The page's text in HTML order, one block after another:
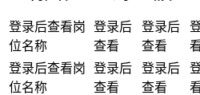
登录后查看岗
位名称
登录后
查看
登录后
查看
登录后查看岗
位名称
登录后
查看
登录后
查看